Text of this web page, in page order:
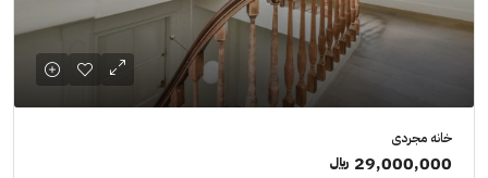
خانه مجردی
29,000,000 ﷼